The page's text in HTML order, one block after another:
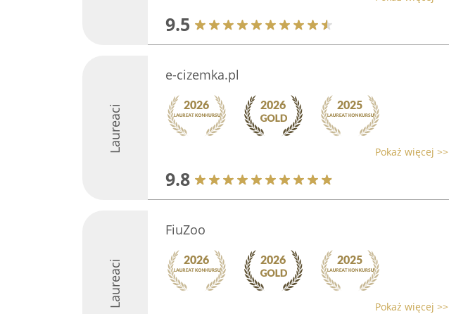
9.5
Laureaci
e-cizemka.pl
Pokaż więcej >>
9.8
Laureaci
FiuZoo
Pokaż więcej >>